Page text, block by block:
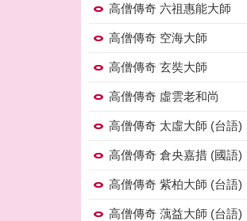
高僧傳奇 六祖惠能大師
高僧傳奇 空海大師
高僧傳奇 玄奘大師
高僧傳奇 虛雲老和尚
高僧傳奇 太虛大師 (台語)
高僧傳奇 倉央嘉措 (國語)
高僧傳奇 紫柏大師 (台語)
高僧傳奇 蕅益大師 (台語)